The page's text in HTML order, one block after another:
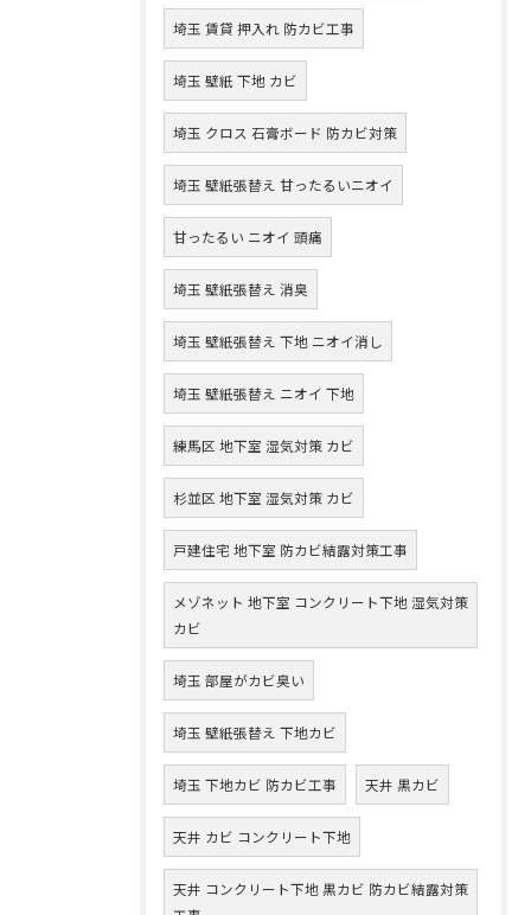
埼玉 賃貸 押入れ 防カビ工事
埼玉 壁紙 下地 カビ
埼玉 クロス 石膏ボード 防カビ対策
埼玉 壁紙張替え 甘ったるいニオイ
甘ったるい ニオイ 頭痛
埼玉 壁紙張替え 消臭
埼玉 壁紙張替え 下地 ニオイ消し
埼玉 壁紙張替え ニオイ 下地
練馬区 地下室 湿気対策 カビ
杉並区 地下室 湿気対策 カビ
戸建住宅 地下室 防カビ結露対策工事
メゾネット 地下室 コンクリート下地 湿気対策
カビ
埼玉 部屋がカビ臭い
埼玉 壁紙張替え 下地カビ
埼玉 下地カビ 防カビ工事 天井 黒カビ
天井 カビ コンクリート下地
天井 コンクリート下地 黒カビ 防カビ結露対策